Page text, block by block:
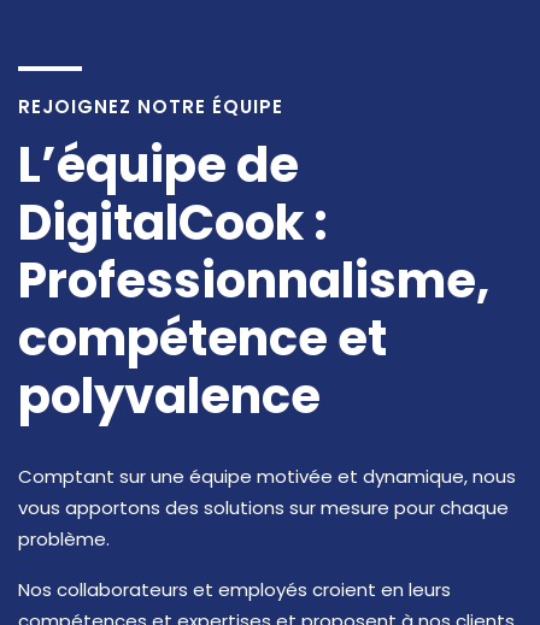
REJOIGNEZ NOTRE ÉQUIPE
L’équipe de
DigitalCook :
Professionnalisme,
compétence et
polyvalence
Comptant sur une équipe motivée et dynamique, nous
vous apportons des solutions sur mesure pour chaque
problème.
Nos collaborateurs et employés croient en leurs